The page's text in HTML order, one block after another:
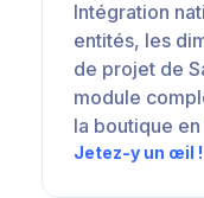
Intégration
entités, les
de projet de
module
la boutique
Jetez-y un œil !